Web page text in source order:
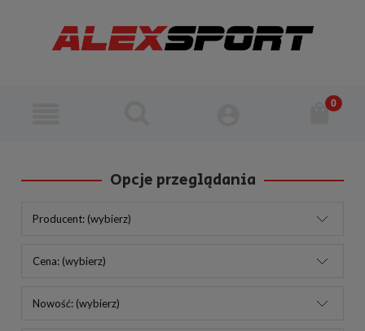
Opcje przeglądania
Producent: (wybierz)
Cena: (wybierz)
Nowość: (wybierz)